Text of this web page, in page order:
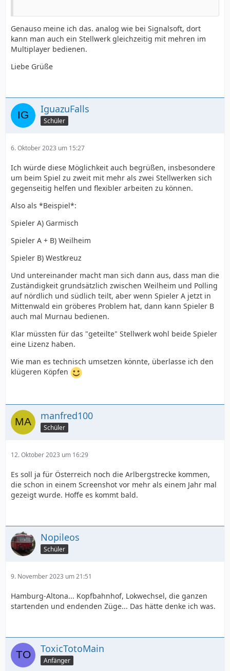
Genauso meine ich das. analog wie bei Signalsoft, dort
kann man auch ein Stellwerk gleichzeitig mit mehren im
Multiplayer bedienen.
Liebe Grüße
IguazuFalls
Schüler
6. Oktober 2023 um 15:27
Ich würde diese Möglichkeit auch begrüßen, insbesondere
um beim Spiel zu zweit mit mehr als zwei Stellwerken sich
gegenseitig helfen und flexibler arbeiten zu können.
Also als *Beispiel*:
Spieler A) Garmisch
Spieler A + B) Weilheim
Spieler B) Westkreuz
Und untereinander macht man sich dann aus, dass man die
Zuständigkeit grundsätzlich zwischen Weilheim und Polling
auf nördlich und südlich teilt, aber wenn Spieler A jetzt in
Mittenwald ein gröberes Problem hat, dann kann Spieler B
auch mal Murnau bedienen.
Klar müssten für das "geteilte" Stellwerk wohl beide Spieler
eine Lizenz haben.
Wie man es technisch umsetzen könnte, überlasse ich den
klügeren Köpfen
manfred100
Schüler
12. Oktober 2023 um 16:29
Es soll ja für Österreich noch die Arlbergstrecke kommen,
die schon in einem Screenshot vor mehr als einem Jahr mal
gezeigt wurde. Hoffe es kommt bald.
Nopileos
Schüler
9. November 2023 um 21:51
Hamburg-Altona... Kopfbahnhof, Lokwechsel, die ganzen
startenden und endenden Züge... Das hätte denke ich was.
ToxicTotoMain
Anfänger